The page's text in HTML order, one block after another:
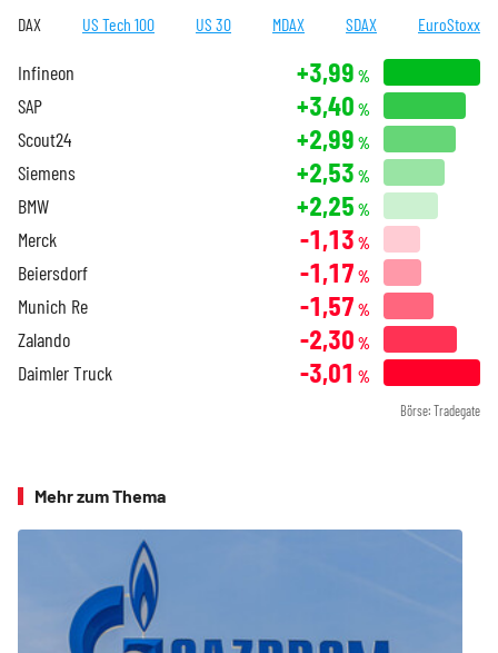
DAX US Tech 100 US 30 MDAX SDAX EuroStoxx
Infineon +3,99 %
SAP +3,40 %
Scout24 +2,99 %
Siemens +2,53 %
BMW +2,25 %
Merck -1,13 %
Beiersdorf -1,17 %
Munich Re -1,57 %
Zalando -2,30 %
Daimler Truck -3,01 %
Börse: Tradegate
Mehr zum Thema